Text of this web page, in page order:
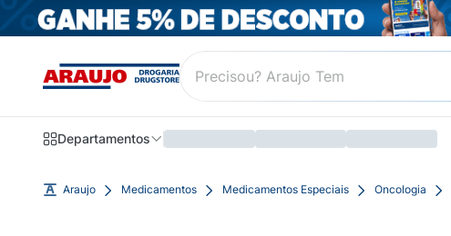
Departamentos
Araujo Medicamentos Medicamentos Especiais Oncologia